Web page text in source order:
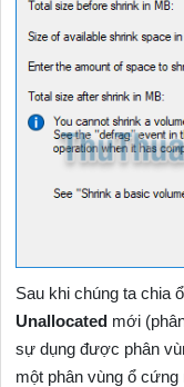
Sau khi chúng ta chia
Unallocated mới
sự dụng được phân
một phân vùng ổ cứng